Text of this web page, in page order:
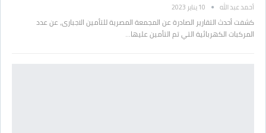
أحمد عبد الله 10 يناير 2023
كشفت أحدث التقارير الصادرة عن المجمعة المصرية للتأمين الاجبارى، عن عدد
المركبات الكهربائية التي تم التأمين عليها…